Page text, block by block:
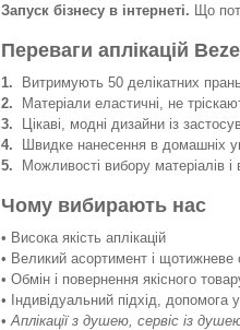
Запуск бізнесу в інтернеті. Що
Переваги аплікацій
1. Витримують 50 делікатних прань
2. Матеріали еластичні, не
3. Цікаві, модні дизайни із
4. Швидке нанесення в домашніх
5. Можливості вибору матеріалів і
Чому вибирають нас
• Висока якість аплікацій
• Великий асортимент і щотижневе
• Обмін і повернення якісного
• Індивідуальний підхід, допомога
•Аплікації з душею, сервіс із